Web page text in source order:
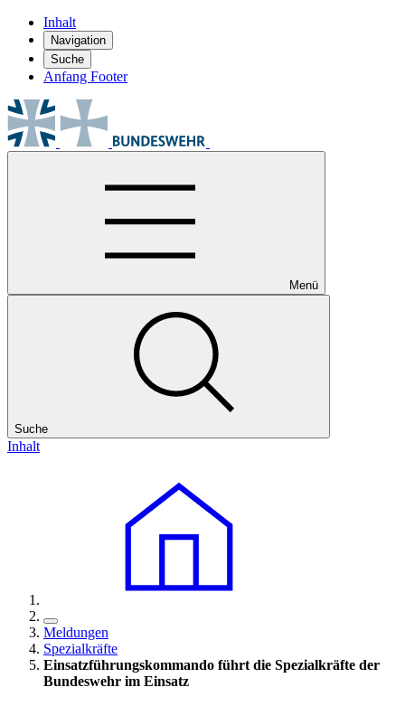
Inhalt
Navigation
Suche
Anfang Footer
Menü
Suche
Inhalt
Meldungen
Spezialkräfte
Einsatzführungskommando führt die Spezialkräfte der
Bundeswehr im Einsatz